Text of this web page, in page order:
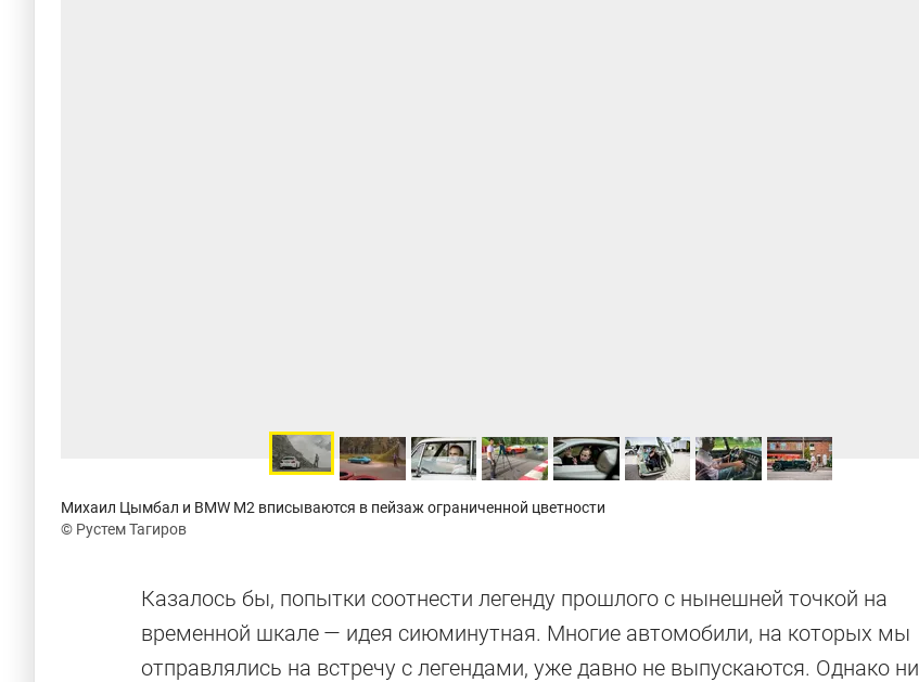
Михаил Цымбал и BMW M2 вписываются в пейзаж ограниченной цветности
© Рустем Тагиров
Казалось бы, попытки соотнести легенду прошлого с нынешней точкой на
временной шкале — идея сиюминутная. Многие автомобили, на которых мы
отправлялись на встречу с легендами, уже давно не выпускаются. Однако ни